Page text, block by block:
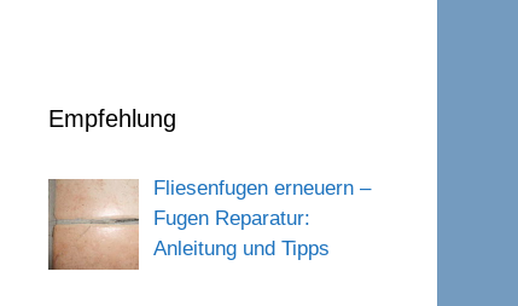
Empfehlung
Fliesenfugen erneuern –
Fugen Reparatur:
Anleitung und Tipps